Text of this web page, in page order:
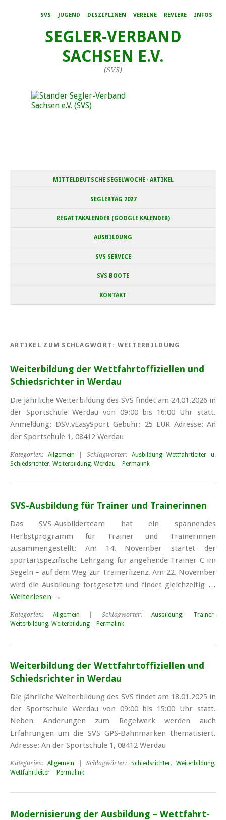
SVS JUGEND DISZIPLINEN VEREINE REVIERE INFOS
SEGLER-VERBAND
SACHSEN E.V.
(SVS)
MITTELDEUTSCHE SEGELWOCHE · ARTIKEL
SEGLERTAG 2027
REGATTAKALENDER (GOOGLE KALENDER)
AUSBILDUNG
SVS SERVICE
SVS BOOTE
KONTAKT
ARTIKEL ZUM SCHLAGWORT: WEITERBILDUNG
Weiterbildung der Wett­fahrt­offiziellen und
Schieds­richter in Werdau
Die jährliche Weiterbildung des SVS findet am 24.01.2026 in
der Sportschule Werdau von 09:00 bis 16:00 Uhr statt.
Anmeldung: DSV.vEasySport Gebühr: 25 EUR Adresse: An
der Sportschule 1, 08412 Werdau
Kategorien: Allgemein | Schlagwörter: Ausbildung Wettfahrtleiter u.
Schiedsrichter, Weiterbildung, Werdau Permalink
SVS-Ausbildung für Trainer und Trainerinnen
Das SVS-Ausbilderteam hat ein spannendes
Herbstprogramm für Trainer und Trainerinnen
zusammengestellt: Am 14. November startet der
sportartspezifische Lehrgang für angehende Trainer C im
Segeln – auf dem Weg zur Trainerlizenz. Am 22. November
wird die Ausbildung fortgesetzt und findet gleichzeitig …
Weiterlesen →
Kategorien: Allgemein | Schlagwörter:Ausbildung, Trainer-
Weiterbildung, Weiterbildung Permalink
Weiterbildung der Wett­fahrt­offiziellen und
Schieds­richter in Werdau
Die jährliche Weiterbildung des SVS findet am 18.01.2025 in
der Sportschule Werdau von 09:00 bis 15:00 Uhr statt.
Neben Änderungen zum Regelwerk werden auch
Erfahrungen um die SVS GPS‑Bahnmarken thematisiert.
Adresse: An der Sportschule 1, 08412 Werdau
Kategorien:Allgemein | Schlagwörter: Schiedsrichter,Weiterbildung,
Wettfahrtleiter
Permalink
Mo­der­ni­sie­rung der Aus­bil­dung – Wett­­fahr­t­­